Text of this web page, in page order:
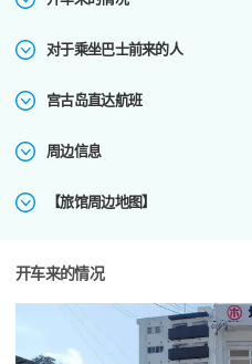
对于乘坐巴士前来的人
宫古岛直达航班
周边信息
【旅馆周边地图】
开车来的情况